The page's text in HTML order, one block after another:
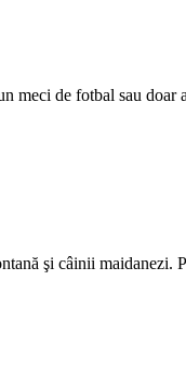
meci de fotbal sau doar
şi câinii maidanezi.